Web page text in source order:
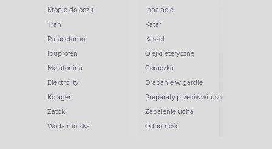
Krople do oczu
Tran
Paracetamol
Ibuprofen
Melatonina
Elektrolity
Kolagen
Zatoki
Woda morska
Inhalacje
Katar
Kaszel
Olejki eteryczne
Gorączka
Drapanie w gardle
Preparaty przeciwwirusowe
Zapalenie ucha
Odporność